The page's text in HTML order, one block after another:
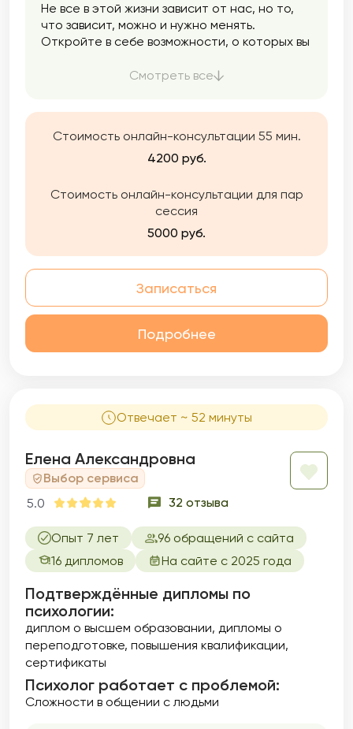
Не все в этой жизни зависит от нас, но то,
что зависит, можно и нужно менять.
Откройте в себе возможности, о которых вы
Смотреть все
Стоимость онлайн-консультации 55 мин.
4200 руб.
Стоимость онлайн-консультации для пар
сессия
5000 руб.
Записаться
Подробнее
Отвечает ~ 52 минуты
Елена Александровна
Выбор сервиса
5.0
32 отзыва
Опыт 7 лет
96 обращений с сайта
16 дипломов
На сайте с 2025 года
Подтверждённые дипломы по
психологии:
диплом о высшем образовании дипломы о
переподготовке повышения квалификации
сертификаты
Психолог работает с проблемой:
Сложности в общении с людьми